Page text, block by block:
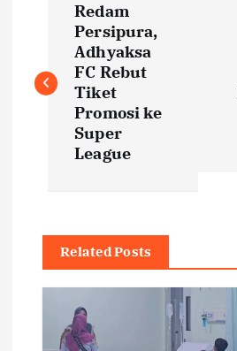
s
Redam
Persipura,
Adhyaksa
FC Rebut
Tiket
Promosi ke
Super
League
Related Posts